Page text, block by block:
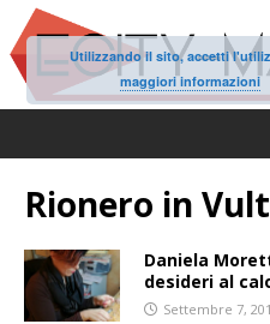
Rionero in
Daniela
desideri al
Settembre 7,
Utilizzando il sito, accetti
maggiori informazioni